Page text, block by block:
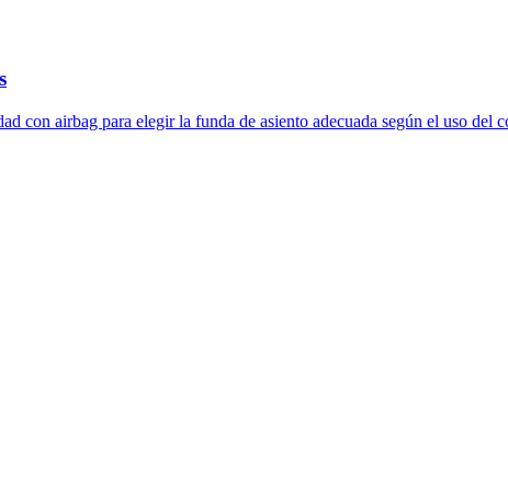
con airbag para elegir la funda de asiento adecuada según el uso del